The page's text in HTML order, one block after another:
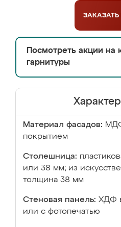
ЗАКАЗАТЬ
Посмотреть акции на
гарнитуры
Материал фасадов:
покрытием
Столешница:
или 38 мм; из
толщина 38 мм
Стеновая панель: ХДФ
или с фотопечатью